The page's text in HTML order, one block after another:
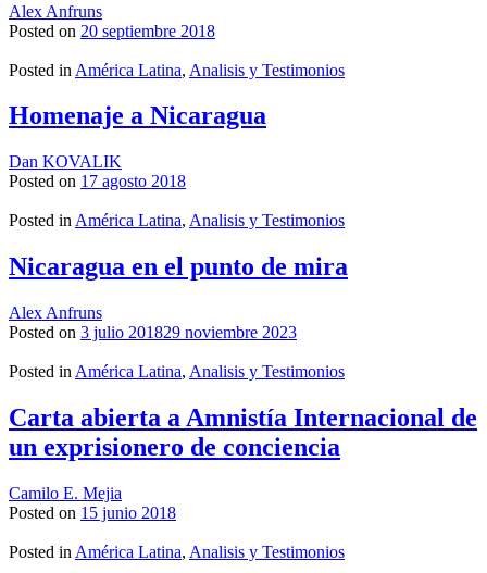
Alex Anfruns
Posted on 20 septiembre 2018
Posted in América Latina, Analisis y Testimonios
Homenaje a Nicaragua
Dan KOVALIK
Posted on 17 agosto 2018
Posted in América Latina, Analisis y Testimonios
Nicaragua en el punto de mira
Alex Anfruns
Posted on 3 julio 201829 noviembre 2023
Posted in América Latina, Analisis y Testimonios
Carta abierta a Amnistía Internacional de
un exprisionero de conciencia
Camilo E. Mejia
Posted on 15 junio 2018
Posted in América Latina, Analisis y Testimonios